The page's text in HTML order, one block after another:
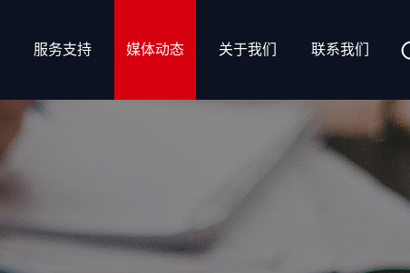
服务支持 媒体动态 关于我们 联系我们